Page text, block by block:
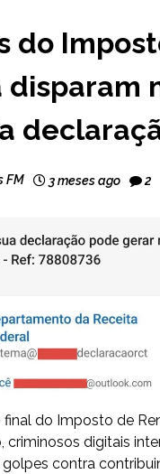
do
disparam
FM 3 meses ago 2
do Imposto de
criminosos digitais
contra